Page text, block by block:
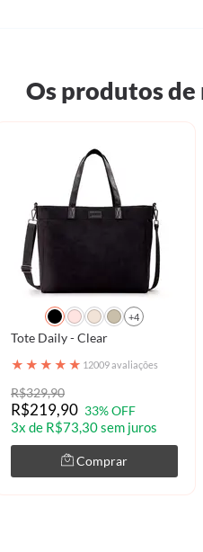
Os produtos de
+4
Tote Daily - Clear
★ ★ ★ ★ ★ 12009 avaliações
R$329,90
R$219,90 33% OFF
3x de R$73,30 sem juros
Comprar